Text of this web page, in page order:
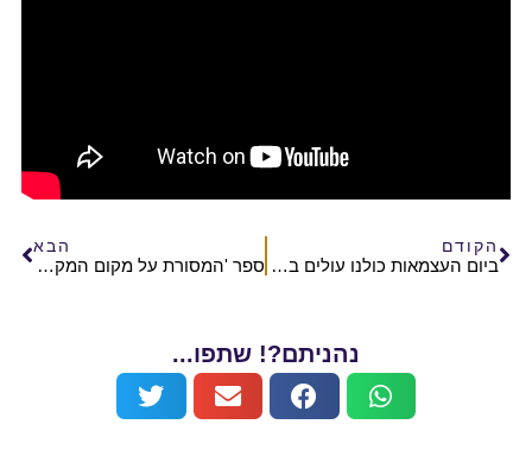
הקודם
ביום העצמאות כולנו עולים בטהרה להר הבית!
הבא
ספר 'המסורת על מקום המקדש'
נהניתם?! שתפו...